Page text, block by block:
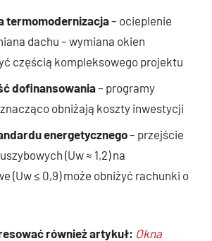
termomodernizacja– ocieplenie
dachu – wymiana okien
częścią kompleksowego projektu
dofinansowania– programy
obniżają koszty inwestycji
energetycznego– przejście
(Uw ≈ 1,2) na
(Uw ≤ 0,9) może obniżyć rachunki o
również artykuł: Okna